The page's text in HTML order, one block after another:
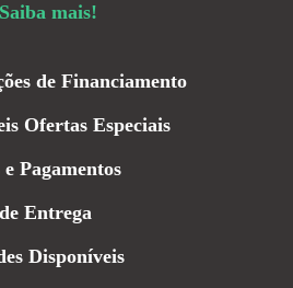
Saiba mais!
de Financiamento
Ofertas Especiais
e Pagamentos
Entrega
Disponíveis